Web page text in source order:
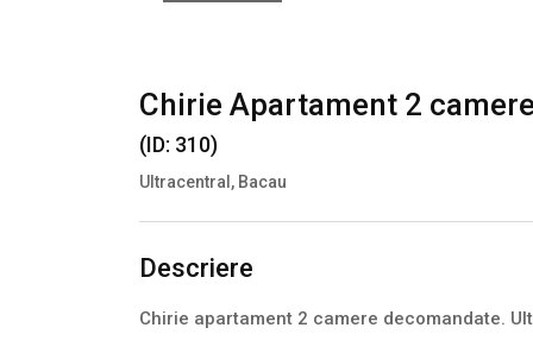
Chirie Apartament 2
(ID: 310)
Ultracentral, Bacau
Descriere
Chirie apartament 2 camere decomandate.